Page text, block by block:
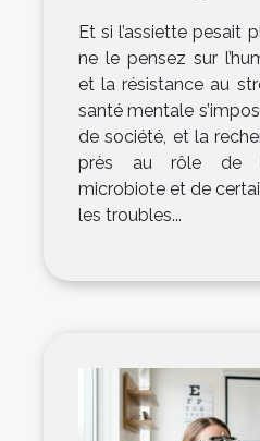
Et si l’assiette pesait
ne le pensez sur
et la résistance au
santé mentale
de société, et la
près au rôle de
microbiote et de
les troubles...